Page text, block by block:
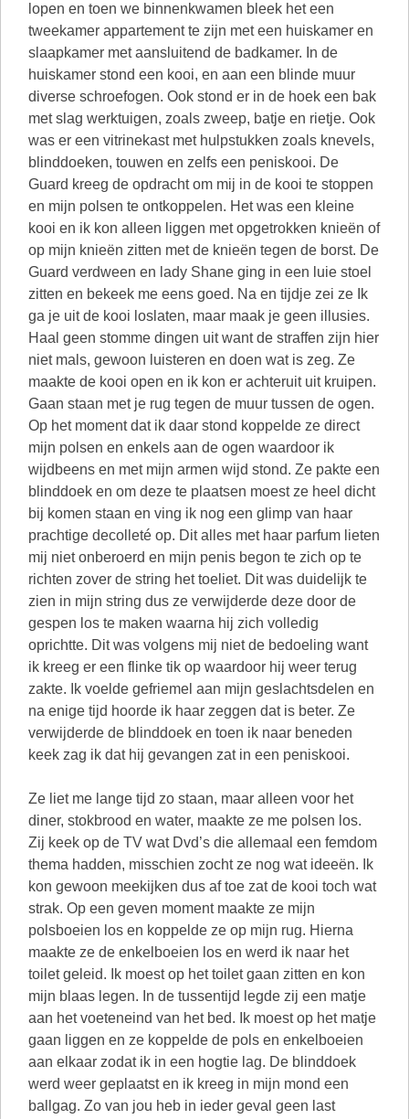
lopen en toen we binnenkwamen bleek het een
tweekamer appartement te zijn met een huiskamer en
slaapkamer met aansluitend de badkamer. In de
huiskamer stond een kooi, en aan een blinde muur
diverse schroefogen. Ook stond er in de hoek een bak
met slag werktuigen, zoals zweep, batje en rietje. Ook
was er een vitrinekast met hulpstukken zoals knevels,
blinddoeken, touwen en zelfs een peniskooi. De
Guard kreeg de opdracht om mij in de kooi te stoppen
en mijn polsen te ontkoppelen. Het was een kleine
kooi en ik kon alleen liggen met opgetrokken knieën of
op mijn knieën zitten met de knieën tegen de borst. De
Guard verdween en lady Shane ging in een luie stoel
zitten en bekeek me eens goed. Na en tijdje zei ze Ik
ga je uit de kooi loslaten, maar maak je geen illusies.
Haal geen stomme dingen uit want de straffen zijn hier
niet mals, gewoon luisteren en doen wat is zeg. Ze
maakte de kooi open en ik kon er achteruit uit kruipen.
Gaan staan met je rug tegen de muur tussen de ogen.
Op het moment dat ik daar stond koppelde ze direct
mijn polsen en enkels aan de ogen waardoor ik
wijdbeens en met mijn armen wijd stond. Ze pakte een
blinddoek en om deze te plaatsen moest ze heel dicht
bij komen staan en ving ik nog een glimp van haar
prachtige decolleté op. Dit alles met haar parfum lieten
mij niet onberoerd en mijn penis begon te zich op te
richten zover de string het toeliet. Dit was duidelijk te
zien in mijn string dus ze verwijderde deze door de
gespen los te maken waarna hij zich volledig
oprichtte. Dit was volgens mij niet de bedoeling want
ik kreeg er een flinke tik op waardoor hij weer terug
zakte. Ik voelde gefriemel aan mijn geslachtsdelen en
na enige tijd hoorde ik haar zeggen dat is beter. Ze
verwijderde de blinddoek en toen ik naar beneden
keek zag ik dat hij gevangen zat in een peniskooi.
Ze liet me lange tijd zo staan, maar alleen voor het
diner, stokbrood en water, maakte ze me polsen los.
Zij keek op de TV wat Dvd’s die allemaal een femdom
thema hadden, misschien zocht ze nog wat ideeën. Ik
kon gewoon meekijken dus af toe zat de kooi toch wat
strak. Op een geven moment maakte ze mijn
polsboeien los en koppelde ze op mijn rug. Hierna
maakte ze de enkelboeien los en werd ik naar het
toilet geleid. Ik moest op het toilet gaan zitten en kon
mijn blaas legen. In de tussentijd legde zij een matje
aan het voeteneind van het bed. Ik moest op het matje
gaan liggen en ze koppelde de pols en enkelboeien
aan elkaar zodat ik in een hogtie lag. De blinddoek
werd weer geplaatst en ik kreeg in mijn mond een
ballgag. Zo van jou heb in ieder geval geen last